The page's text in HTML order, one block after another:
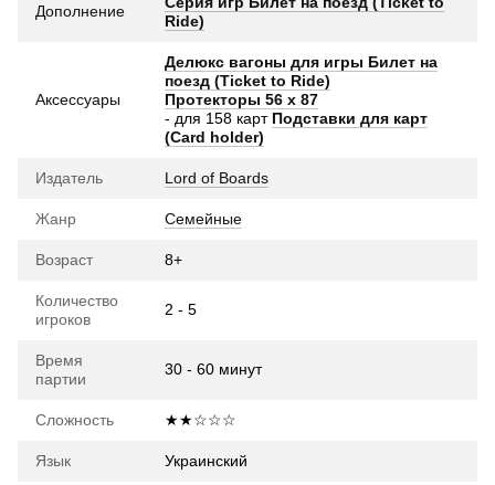
Дополнение
Ride)
Аксессуары
Делюкс вагоны для игры Билет на
поезд (Ticket to Ride)
Протекторы 56 x 87
- для 158 карт Подставки для карт
(Card holder)
Издатель Lord of Boards
Жанр Семейные
Возраст 8+
Количество
игроков
2 - 5
Время
партии
30 - 60 минут
Сложность ★★☆☆☆
Язык Украинский